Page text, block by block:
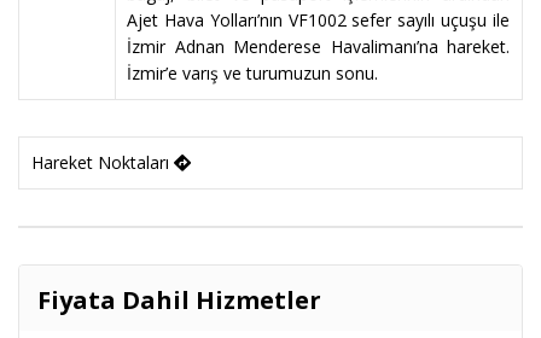
Ajet Hava Yolları’nın VF1002 sefer sayılı uçuşu ile
İzmir Adnan Menderese Havalimanı’na hareket.
İzmir’e varış ve turumuzun sonu.
Hareket Noktaları
Fiyata Dahil Hizmetler